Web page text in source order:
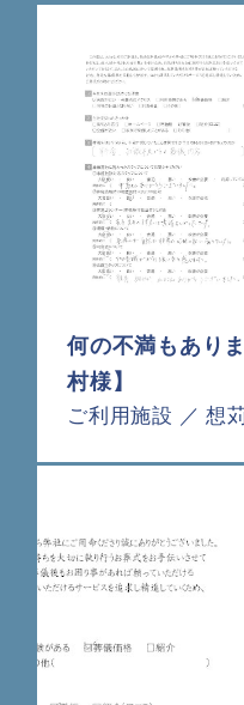
何の不満もあり
村様】
ご利用施設 ／ 想